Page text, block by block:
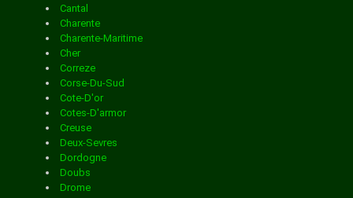
TICHE
Services de distribution dans la ville de AUGNY
Services de distribution dans la ville de AULNOIS SUR
SEILLE
Cantal
Charente
Charente-Maritime
Cher
Correze
Corse-Du-Sud
Cote-D'or
Cotes-D'armor
Creuse
Deux-Sevres
Dordogne
Doubs
Drome